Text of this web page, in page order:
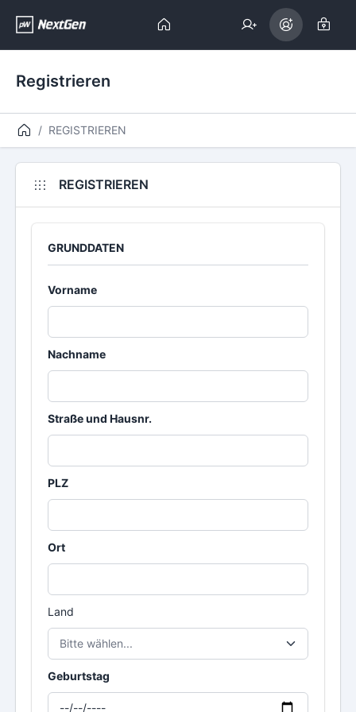
Registrieren
REGISTRIEREN
REGISTRIEREN
GRUNDDATEN
Vorname
Nachname
Straße und Hausnr.
PLZ
Ort
Land
Bitte wählen...
Geburtstag